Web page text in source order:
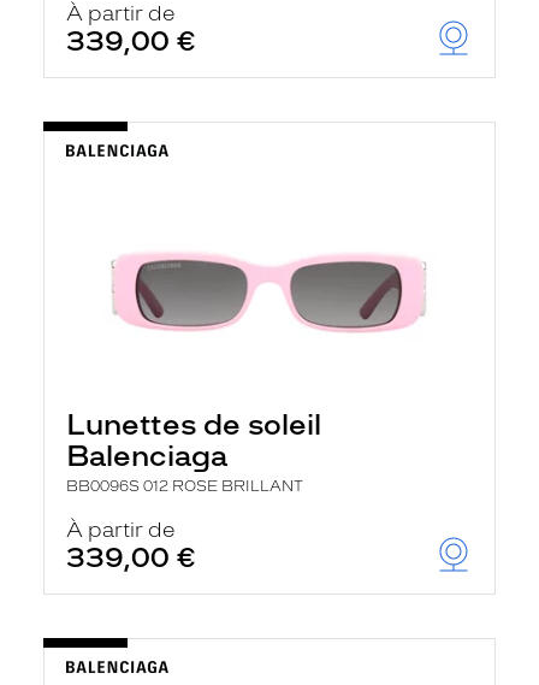
À partir de
339,00 €
Lunettes de soleil
Balenciaga
BB0096S 012 ROSE BRILLANT
À partir de
339,00 €